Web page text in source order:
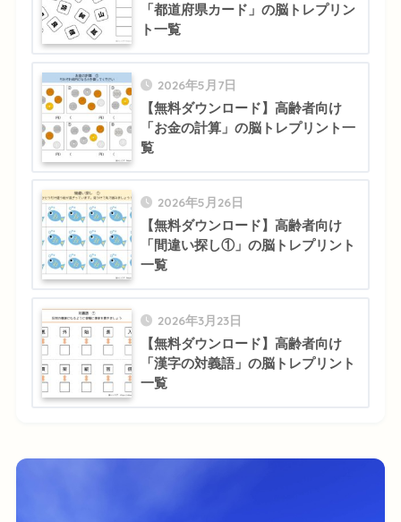
「都道府県カード」の脳トレプリン
ト一覧
2026年5月7日
【無料ダウンロード】高齢者向け
「お金の計算」の脳トレプリント一
覧
2026年5月26日
【無料ダウンロード】高齢者向け
「間違い探し①」の脳トレプリント
一覧
2026年3月23日
【無料ダウンロード】高齢者向け
「漢字の対義語」の脳トレプリント
一覧